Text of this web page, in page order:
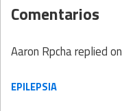
Comentarios
Aaron Rpchareplied on
EPILEPSIA